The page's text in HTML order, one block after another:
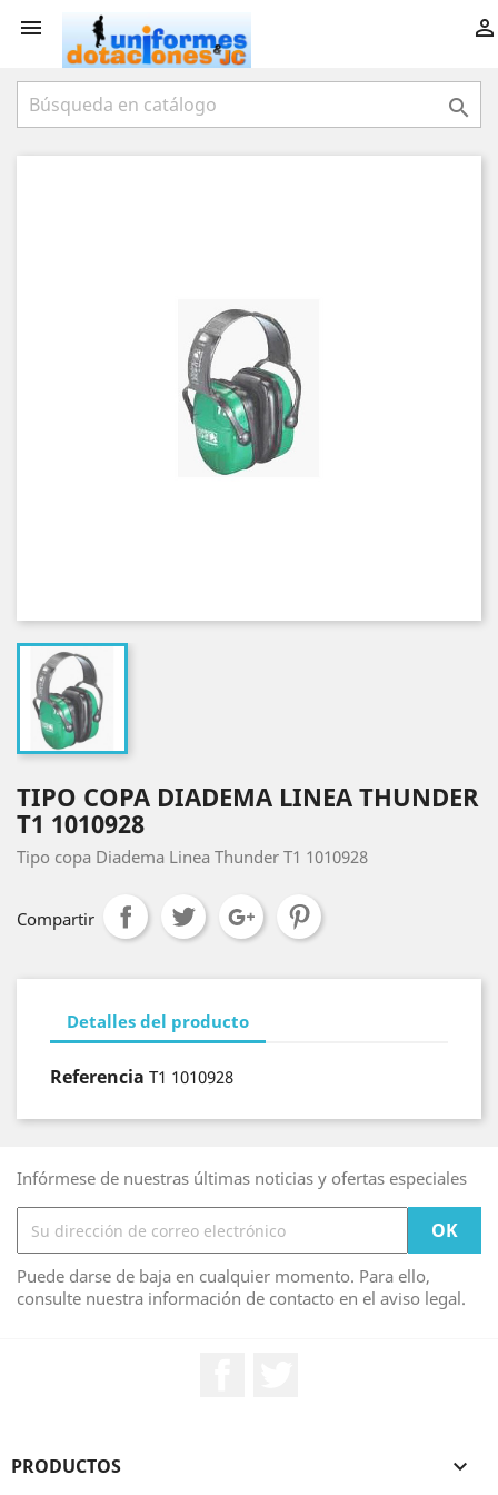
 

TIPO COPA DIADEMA LINEA THUNDER
T1 1010928
Tipo copa Diadema Linea Thunder T1 1010928
Compartir
Detalles del producto
Referencia T1 1010928
Infórmese de nuestras últimas noticias y ofertas especiales
Puede darse de baja en cualquier momento. Para ello,
consulte nuestra información de contacto en el aviso legal.
PRODUCTOS 